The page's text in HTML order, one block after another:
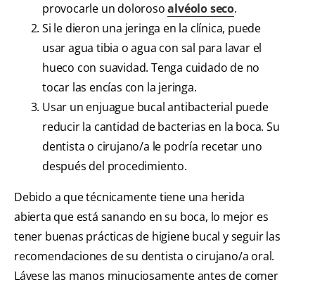
provocarle un dolorosoalvéolo seco.
Si le dieron una jeringa en la clínica, puede
usar agua tibia o agua con sal para lavar el
hueco con suavidad. Tenga cuidado de no
tocar las encías con la jeringa.
Usar un enjuague bucal antibacterial puede
reducir la cantidad de bacterias en la boca. Su
dentista o cirujano/a le podría recetar uno
después del procedimiento.
Debido a que técnicamente tiene una herida
abierta que está sanando en su boca, lo mejor es
tener buenas prácticas de higiene bucal y seguir las
recomendaciones de su dentista o cirujano/a oral.
Lávese las manos minuciosamente antes de comer